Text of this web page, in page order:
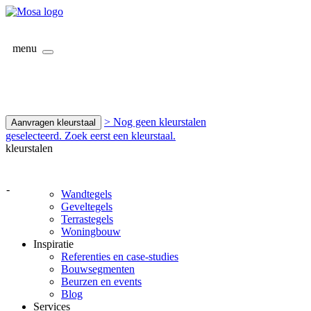
menu
Aanvragen kleurstaal
> Nog geen kleurstalen
geselecteerd. Zoek eerst een kleurstaal.
kleurstalen
-
Wandtegels
Geveltegels
Terrastegels
Woningbouw
Inspiratie
Referenties en case-studies
Bouwsegmenten
Beurzen en events
Blog
Services